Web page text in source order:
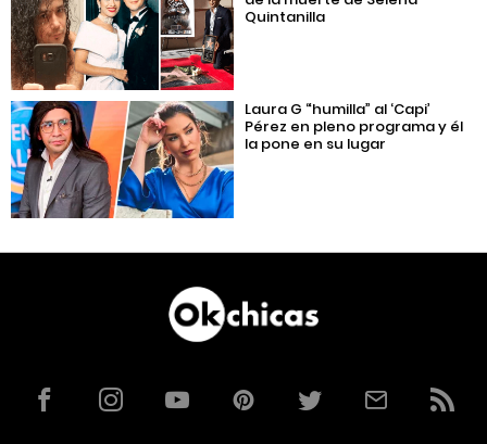
Quintanilla
Laura G “humilla” al ‘Capi’
Pérez en pleno programa y él
la pone en su lugar
FacebookInstagramYouTubePinterestTwitterCorreoRSS